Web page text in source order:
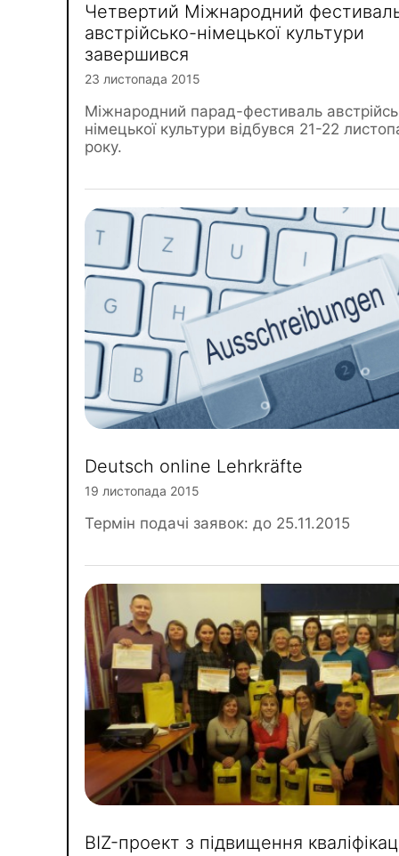
Четвертий Міжнародний
австрійсько-німецької культури
завершився
23 листопада 2015
Міжнародний парад-фестиваль
німецької культури відбувся 21-22
року.
Deutsch online Lehrkräfte
19 листопада 2015
Термін подачі заявок: до 25.11.2015
BIZ-проект з підвищення